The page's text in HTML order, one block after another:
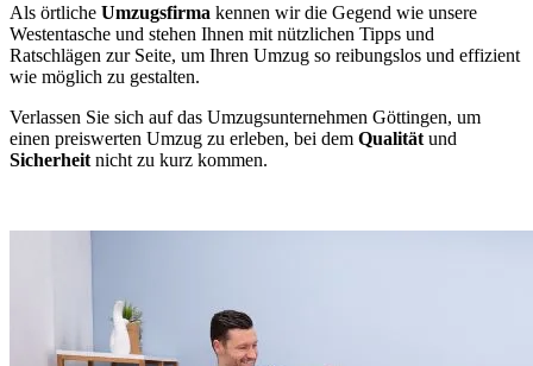
Als örtliche Umzugsfirma kennen wir die Gegend wie unsere
Westentasche und stehen Ihnen mit nützlichen Tipps und
Ratschlägen zur Seite, um Ihren Umzug so reibungslos und effizient
wie möglich zu gestalten.
Verlassen Sie sich auf das Umzugsunternehmen Göttingen, um
einen preiswerten Umzug zu erleben, bei dem Qualität und
Sicherheit nicht zu kurz kommen.